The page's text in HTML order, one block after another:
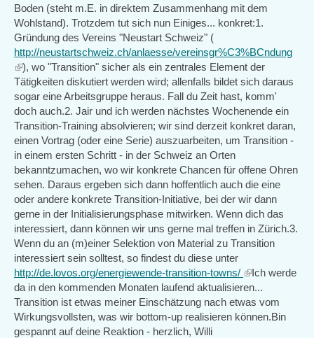
Boden (steht m.E. in direktem Zusammenhang mit dem
Wohlstand). Trotzdem tut sich nun Einiges... konkret:1.
Gründung des Vereins "Neustart Schweiz" (
http://neustartschweiz.ch/anlaesse/vereinsgr%C3%BCndung
(link
is
external)
), wo "Transition" sicher als ein zentrales Element der
Tätigkeiten diskutiert werden wird; allenfalls bildet sich daraus
sogar eine Arbeitsgruppe heraus. Fall du Zeit hast, komm'
doch auch.2. Jair und ich werden nächstes Wochenende ein
Transition-Training absolvieren; wir sind derzeit konkret daran,
einen Vortrag (oder eine Serie) auszuarbeiten, um Transition -
in einem ersten Schritt - in der Schweiz an Orten
bekanntzumachen, wo wir konkrete Chancen für offene Ohren
sehen. Daraus ergeben sich dann hoffentlich auch die eine
oder andere konkrete Transition-Initiative, bei der wir dann
gerne in der Initialisierungsphase mitwirken. Wenn dich das
interessiert, dann können wir uns gerne mal treffen in Zürich.3.
Wenn du an (m)einer Selektion von Material zu Transition
interessiert sein solltest, so findest du diese unter
http://de.lovos.org/energiewende-transition-towns/ (link
is
external)
Ich werde
da in den kommenden Monaten laufend aktualisieren...
Transition ist etwas meiner Einschätzung nach etwas vom
Wirkungsvollsten, was wir bottom-up realisieren können.Bin
gespannt auf deine Reaktion - herzlich, Willi